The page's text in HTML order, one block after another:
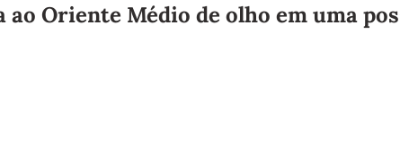
Oriente Médio de olho em uma